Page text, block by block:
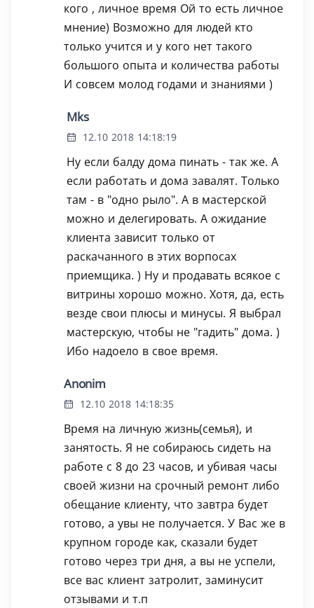
кого , личное время Ой то есть личное
мнение) Возможно для людей кто
только учится и у кого нет такого
большого опыта и количества работы
И совсем молод годами и знаниями )
Mks
12.10 2018 14:18:19
Ну если балду дома пинать - так же. А
если работать и дома завалят. Только
там - в "одно рыло". А в мастерской
можно и делегировать. А ожидание
клиента зависит только от
раскачанного в этих ворпосах
приемщика. ) Ну и продавать всякое с
витрины хорошо можно. Хотя, да, есть
везде свои плюсы и минусы. Я выбрал
мастерскую, чтобы не "гадить" дома. )
Ибо надоело в свое время.
Anonim
12.10 2018 14:18:35
Время на личную жизнь(семья), и
занятость. Я не собираюсь сидеть на
работе с 8 до 23 часов, и убивая часы
своей жизни на срочный ремонт либо
обещание клиенту, что завтра будет
готово, а увы не получается. У Вас же в
крупном городе как, сказали будет
готово через три дня, а вы не успели,
все вас клиент затролит, заминусит
отзывами и т.п